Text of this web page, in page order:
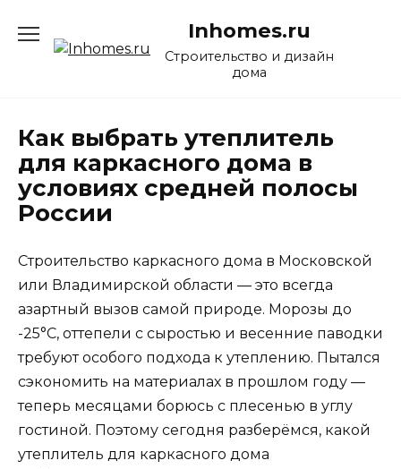
содержанию
Inhomes.ru
Строительство и дизайн
дома
Как выбрать утеплитель
для каркасного дома в
условиях средней полосы
России
Строительство каркасного дома в Московской
или Владимирской области — это всегда
азартный вызов самой природе. Морозы до
-25°C, оттепели с сыростью и весенние паводки
требуют особого подхода к утеплению. Пытался
сэкономить на материалах в прошлом году —
теперь месяцами борюсь с плесенью в углу
гостиной. Поэтому сегодня разберёмся, какой
утеплитель для каркасного дома